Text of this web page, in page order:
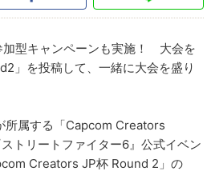
加型キャンペーンも実施！ 大会を
」を投稿して、一緒に大会を盛り
所属する「Capcom Creators
トリートファイター6』公式イベン
Creators JP杯 Round 2」の